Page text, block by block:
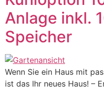
Anlage inkl.
Speicher
Wenn Sie ein Haus mit
ist das Ihr neues Haus! –